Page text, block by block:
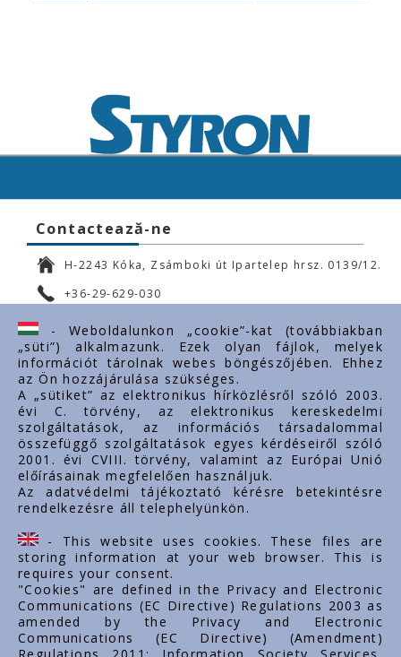
Contactează-ne
H-2243 Kóka, Zsámboki út Ipartelep hrsz. 0139/12.
+36-29-629-030
ertekesites@styron.hu
export@styron.hu
www.styron.hu
Linkuri importante
Despre noi
Documente
Contact
Carieră
- Weboldalunkon „cookie”-kat (továbbiakban
„süti”) alkalmazunk. Ezek olyan fájlok, melyek
információt tárolnak webes böngészőjében. Ehhez
az Ön hozzájárulása szükséges.
A „sütiket” az elektronikus hírközlésről szóló 2003.
évi C. törvény, az elektronikus kereskedelmi
szolgáltatások, az információs társadalommal
összefüggő szolgáltatások egyes kérdéseiről szóló
2001. évi CVIII. törvény, valamint az Európai Unió
előírásainak megfelelően használjuk.
Az adatvédelmi tájékoztató kérésre betekintésre
rendelkezésre áll telephelyünkön.
- This website uses cookies. These files are
storing information at your web browser. This is
requires your consent.
"Cookies" are defined in the Privacy and Electronic
Communications (EC Directive) Regulations 2003 as
amended by the Privacy and Electronic
Communications (EC Directive) (Amendment)